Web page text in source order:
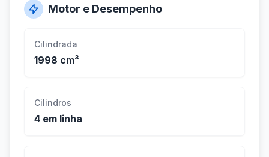
Motor e Desempenho
Cilindrada
1998 cm³
Cilindros
4 em linha